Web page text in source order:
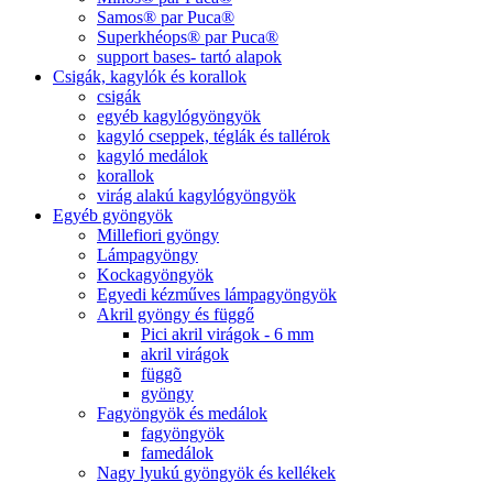
Samos® par Puca®
Superkhéops® par Puca®
support bases- tartó alapok
Csigák, kagylók és korallok
csigák
egyéb kagylógyöngyök
kagyló cseppek, téglák és tallérok
kagyló medálok
korallok
virág alakú kagylógyöngyök
Egyéb gyöngyök
Millefiori gyöngy
Lámpagyöngy
Kockagyöngyök
Egyedi kézműves lámpagyöngyök
Akril gyöngy és függő
Pici akril virágok - 6 mm
akril virágok
függõ
gyöngy
Fagyöngyök és medálok
fagyöngyök
famedálok
Nagy lyukú gyöngyök és kellékek